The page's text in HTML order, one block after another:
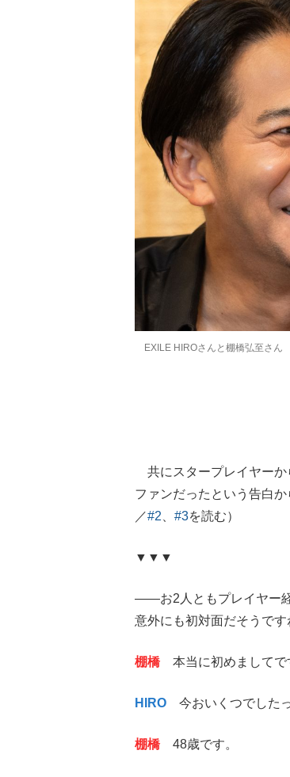
EXILE HIROさんと棚橋弘至さ
共にスタープレイヤーか
ファンだったという告白
／#2 #3を読む）
▼▼▼
――お2人ともプレイヤー経
意外にも初対面だそうです
棚橋本当に初めましてで
HIRO 今おいくつでした
棚橋48歳です。